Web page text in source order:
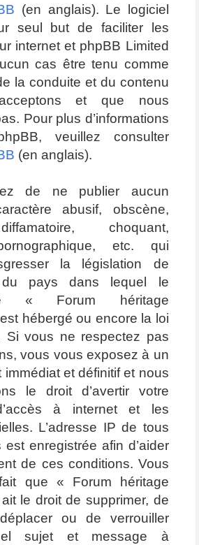
(en anglais). Le logiciel
seul but de faciliter les
internet et phpBB Limited
cas être tenu comme
la conduite et du contenu
et que nous
Pour plus d’informations
veuillez consulter
(en anglais).
de ne publier aucun
abusif, obscène,
choquant,
etc. qui
la législation de
pays dans lequel le
« Forum héritage
hébergé ou encore la loi
Si vous ne respectez pas
vous vous exposez à un
immédiat et définitif et nous
le droit d’avertir votre
à internet et les
L’adresse IP de tous
est enregistrée afin d’aider
de ces conditions. Vous
que « Forum héritage
le droit de supprimer, de
ou de verrouiller
sujet et message à